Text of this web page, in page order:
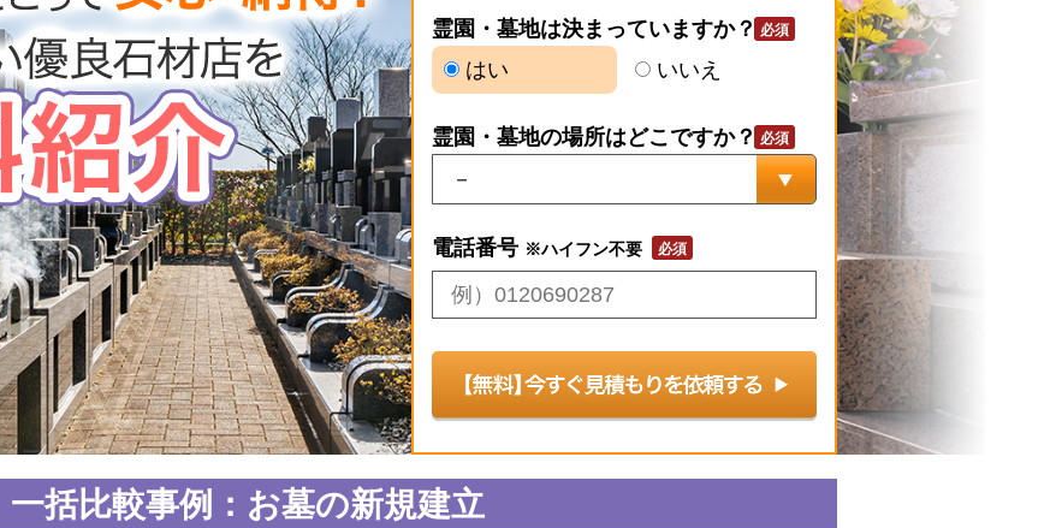
霊園・墓地は決まっていますか？
はい
いいえ
霊園・墓地の場所はどこですか？
電話番号 ※ハイフン不要
一括比較事例：お墓の新規建立